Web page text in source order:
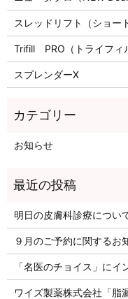
スレッドリフト（ショー
Trifill PRO（トライフィ
スプレンダーX
お知らせ
明日の皮膚科診療につい
９月のご予約に関するお
「名医のチョイス」に
ワイズ製薬株式会社「脂